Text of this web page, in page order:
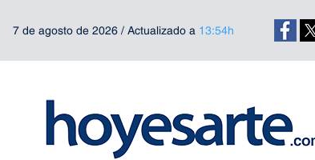
7 de agosto de 2026 / Actualizado a 13:54h